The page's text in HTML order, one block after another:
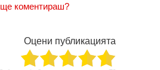
коментираш?
Оцени публикацията